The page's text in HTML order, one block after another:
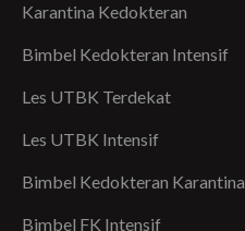
Karantina Kedokteran
Bimbel Kedokteran Intensif
Les UTBK Terdekat
Les UTBK Intensif
Bimbel Kedokteran Karantina
Bimbel FK Intensif